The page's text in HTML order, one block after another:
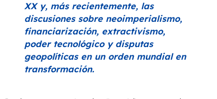
XX y, más recientemente, las
discusiones sobre neoimperialismo,
financiarización, extractivismo,
poder tecnológico y disputas
geopolíticas en un orden mundial en
transformación.